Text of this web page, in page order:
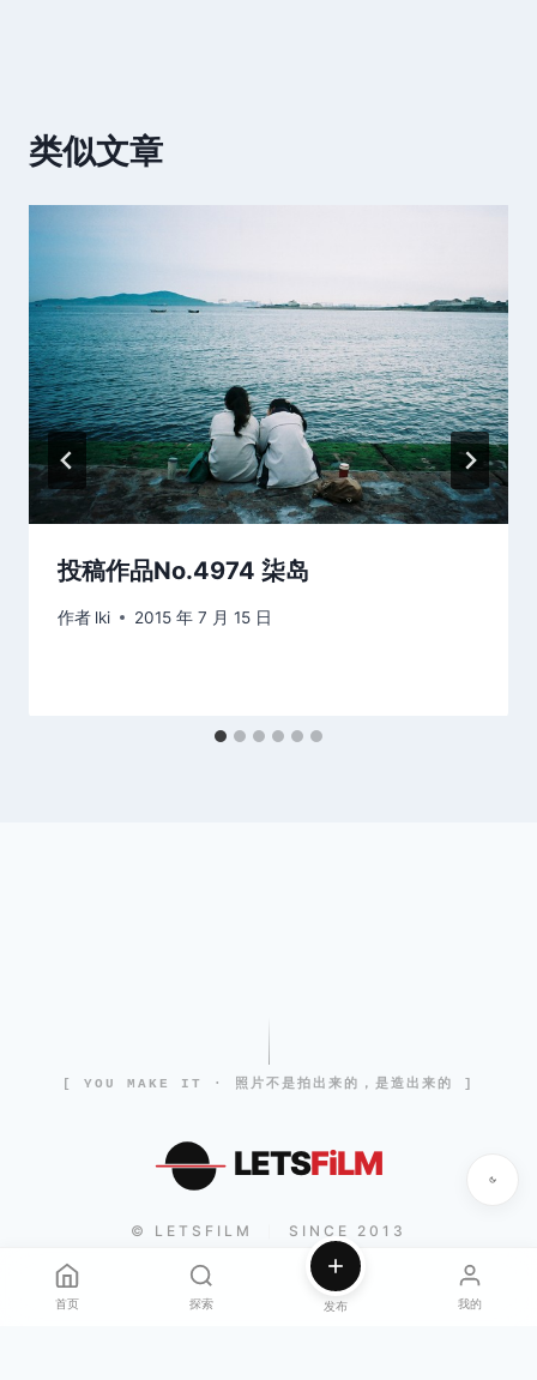
类似文章
投稿作品No.4974 柒岛
作者 lki 2015 年 7 月 15 日
[ YOU MAKE IT · 照片不是拍出来的，是造出来的 ]
LETSFiLM
© LETSFILM SINCE 2013
首页 探索 发布 我的